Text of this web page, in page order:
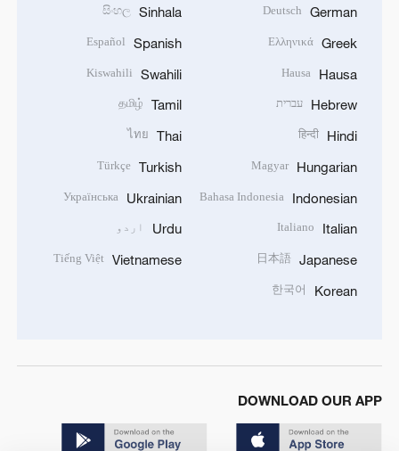
German
Deutsch
Greek
Ελληνικά
Hausa
Hausa
Hebrew עברית
Hindi
हिन्दी
Hungarian
Magyar
Indonesian
Bahasa Indonesia
Italian
Italiano
Japanese
日本語
Korean
한국어
Sinhala
සිංහල
Spanish
Español
Swahili
Kiswahili
Tamil
தமிழ்
Thai
ไทย
Turkish
Türkçe
Ukrainian
Українська
Urdu اردو
Vietnamese
Tiếng Việt
DOWNLOAD OUR APP